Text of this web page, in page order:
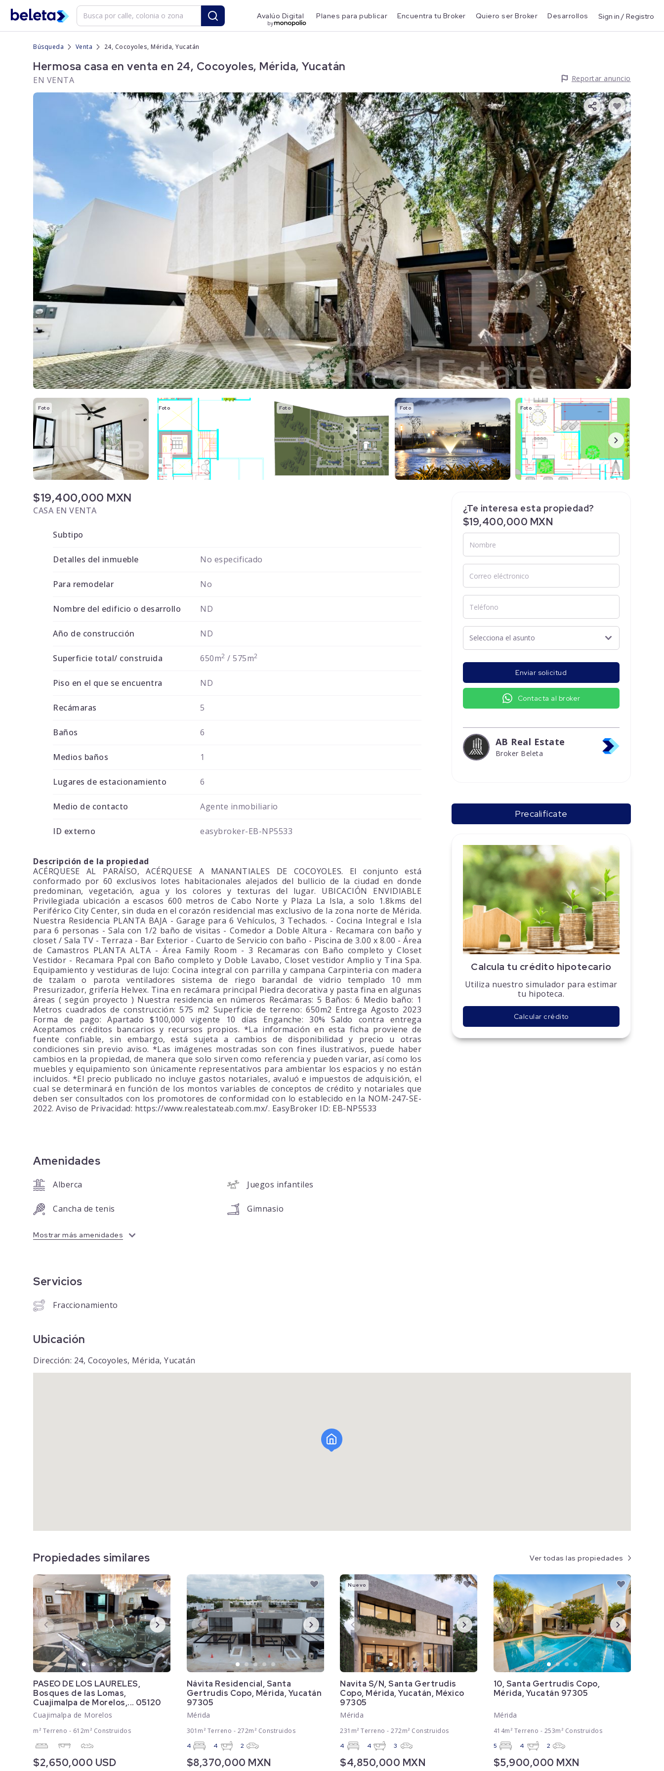
Avalúo Digital
by
Planes para publicar Encuentra tu Broker Quiero ser Broker Desarrollos Sign in / Registro
Búsqueda Venta 24, Cocoyoles, Mérida, Yucatán
Hermosa casa en venta en 24, Cocoyoles, Mérida, Yucatán
EN VENTA Reportar anuncio
Foto Foto Foto Foto Foto
$19,400,000 MXN
CASA EN VENTA
Subtipo
Detalles del inmueble No especificado
Para remodelar No
Nombre del edificio o desarrollo ND
Año de construcción ND
Superficie total/ construida 650m2 / 575m2
Piso en el que se encuentra ND
Recámaras 5
Baños 6
Medios baños 1
Lugares de estacionamiento 6
Medio de contacto Agente inmobiliario
ID externo easybroker-EB-NP5533
Descripción de la propiedad
ACÉRQUESE AL PARAÍSO, ACÉRQUESE A MANANTIALES DE COCOYOLES. El conjunto está
conformado por 60 exclusivos lotes habitacionales alejados del bullicio de la ciudad en donde
predominan, vegetación, agua y los colores y texturas del lugar. UBICACIÓN ENVIDIABLE
Privilegiada ubicación a escasos 600 metros de Cabo Norte y Plaza La Isla, a solo 1.8kms del
Periférico City Center, sin duda en el corazón residencial mas exclusivo de la zona norte de Mérida.
Nuestra Residencia PLANTA BAJA - Garage para 6 Vehículos, 3 Techados. - Cocina Integral e Isla
para 6 personas - Sala con 1/2 baño de visitas - Comedor a Doble Altura - Recamara con baño y
closet / Sala TV - Terraza - Bar Exterior - Cuarto de Servicio con baño - Piscina de 3.00 x 8.00 - Área
de Camastros PLANTA ALTA - Área Family Room - 3 Recamaras con Baño completo y Closet
Vestidor - Recamara Ppal con Baño completo y Doble Lavabo, Closet vestidor Amplio y Tina Spa.
Equipamiento y vestiduras de lujo: Cocina integral con parrilla y campana Carpinteria con madera
de tzalam o parota ventiladores sistema de riego barandal de vidrio templado 10 mm
Presurizador, grifería Helvex. Tina en recámara principal Piedra decorativa y pasta fina en algunas
áreas ( según proyecto ) Nuestra residencia en números Recámaras: 5 Baños: 6 Medio baño: 1
Metros cuadrados de construcción: 575 m2 Superficie de terreno: 650m2 Entrega Agosto 2023
Forma de pago: Apartado $100,000 vigente 10 días Enganche: 30% Saldo contra entrega
Aceptamos créditos bancarios y recursos propios. *La información en esta ficha proviene de
fuente confiable, sin embargo, está sujeta a cambios de disponibilidad y precio u otras
condiciones sin previo aviso. *Las imágenes mostradas son con fines ilustrativos, puede haber
cambios en la propiedad, de manera que solo sirven como referencia y pueden variar, así como los
muebles y equipamiento son únicamente representativos para ambientar los espacios y no están
incluidos. *El precio publicado no incluye gastos notariales, avaluó e impuestos de adquisición, el
cual se determinará en función de los montos variables de conceptos de crédito y notariales que
deben ser consultados con los promotores de conformidad con lo establecido en la NOM-247-SE-
2022. Aviso de Privacidad: https://www.realestateab.com.mx/. EasyBroker ID: EB-NP5533
¿Te interesa esta propiedad?
$19,400,000 MXN
Enviar solicitud
Contacta al broker
AB Real Estate
Broker Beleta
Precalifícate
Calcula tu crédito hipotecario
Utiliza nuestro simulador para estimar
tu hipoteca.
Calcular crédito
Amenidades
Alberca Juegos infantiles
Cancha de tenis Gimnasio
Mostrar más amenidades
Servicios
Fraccionamiento
Ubicación
Dirección: 24, Cocoyoles, Mérida, Yucatán
Propiedades similares
PASEO DE LOS LAURELES,
Bosques de las Lomas,
Cuajimalpa de Morelos,... 05120
Cuajimalpa de Morelos
m² Terreno - 612m² Construidos
$2,650,000 USD
Návita Residencial, Santa
Gertrudis Copo, Mérida, Yucatán
97305
Mérida
301m² Terreno - 272m² Construidos
4 4 2
$8,370,000 MXN
Navita S/N, Santa Gertrudis
Copo, Mérida, Yucatán, México
97305
Mérida
231m² Terreno - 272m² Construidos
4 4 3
$4,850,000 MXN
Nuevo
10, Santa Gertrudis Copo,
Mérida, Yucatán 97305
Mérida
414m² Terreno - 253m² Construidos
5 4 2
$5,900,000 MXN
Ver todas las propiedades